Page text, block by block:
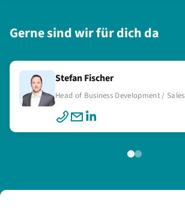
Gerne sind wir für dich da
Stefan Fischer
Head of Business Development / Sales
Kilian Cadilek
Technischer Verkäufer